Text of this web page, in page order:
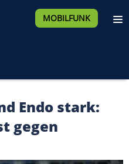
MOBILFUNK
Endo stark:
gegen